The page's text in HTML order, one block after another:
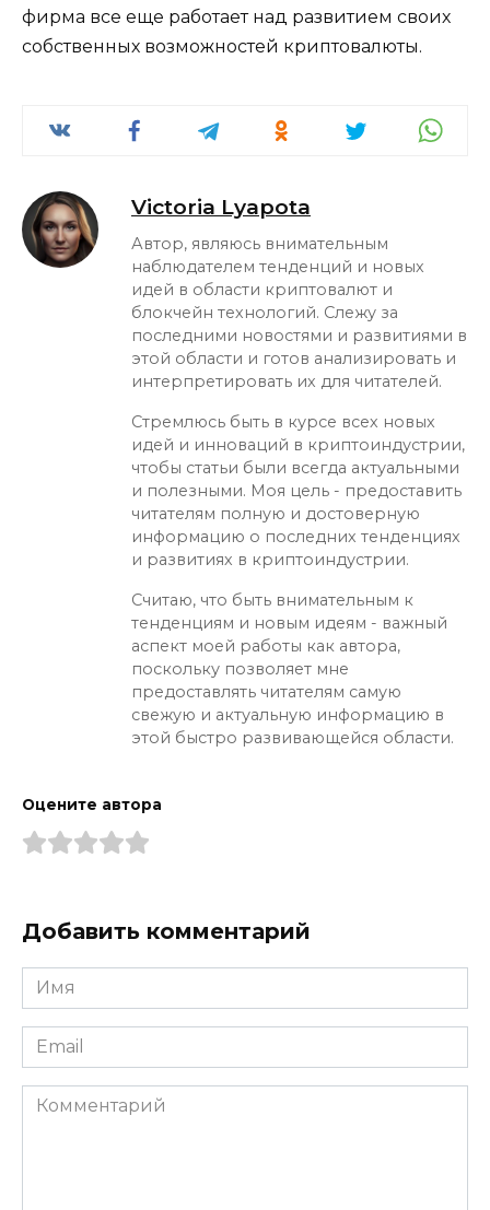
фирма все еще работает над развитием своих
собственных возможностей криптовалюты.
Victoria Lyapota
Автор, являюсь внимательным
наблюдателем тенденций и новых
идей в области криптовалют и
блокчейн технологий. Слежу за
последними новостями и развитиями в
этой области и готов анализировать и
интерпретировать их для читателей.
Стремлюсь быть в курсе всех новых
идей и инноваций в криптоиндустрии,
чтобы статьи были всегда актуальными
и полезными. Моя цель - предоставить
читателям полную и достоверную
информацию о последних тенденциях
и развитиях в криптоиндустрии.
Считаю, что быть внимательным к
тенденциям и новым идеям - важный
аспект моей работы как автора,
поскольку позволяет мне
предоставлять читателям самую
свежую и актуальную информацию в
этой быстро развивающейся области.
Оцените автора
Добавить комментарий
Имя
*
Email
*
Комментарий